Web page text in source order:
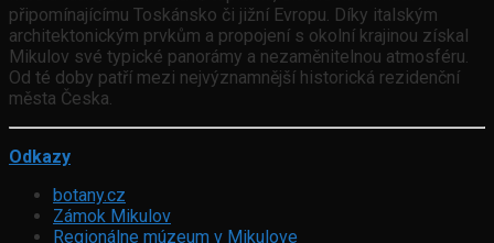
připomínajícímu Toskánsko či jižní Evropu. Díky italským
architektonickým prvkům a propojení s okolní krajinou získal
Mikulov své typické panorámy a nezaměnitelnou atmosféru.
Od té doby patří mezi nejvýznamnější historická rezidenční
města Česka.
Odkazy
botany.cz
Zámok Mikulov
Regionálne múzeum v Mikulove